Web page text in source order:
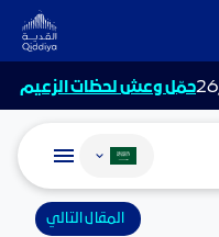
حمّل وعش لحظات الزعيم
تغيير اللغة
المقال التالي